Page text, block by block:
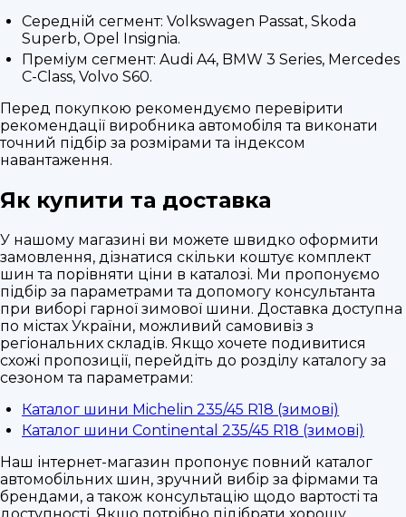
Середній сегмент: Volkswagen Passat, Skoda
Superb, Opel Insignia.
Преміум сегмент: Audi A4, BMW 3 Series, Mercedes
C-Class, Volvo S60.
Перед покупкою рекомендуємо перевірити
рекомендації виробника автомобіля та виконати
точний підбір за розмірами та індексом
навантаження.
Як купити та доставка
У нашому магазині ви можете швидко оформити
замовлення, дізнатися скільки коштує комплект
шин та порівняти ціни в каталозі. Ми пропонуємо
підбір за параметрами та допомогу консультанта
при виборі гарної зимової шини. Доставка доступна
по містах України, можливий самовивіз з
регіональних складів. Якщо хочете подивитися
схожі пропозиції, перейдіть до розділу каталогу за
сезоном та параметрами:
Каталог шини Michelin 235/45 R18 (зимові)
Каталог шини Continental 235/45 R18 (зимові)
Наш інтернет-магазин пропонує повний каталог
автомобільних шин, зручний вибір за фірмами та
брендами, а також консультацію щодо вартості та